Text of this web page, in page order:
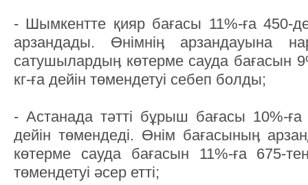
- Шымкентте қияр бағасы 11%-ға 450-
арзандады. Өнімніӊ арзандауына
сатушылардыӊ көтерме сауда бағасын
кг-ға дейін төмендетуі себеп болды;
- Астанада тәтті бұрыш бағасы 10%-ға
дейін төмендеді. Өнім бағасыныӊ
көтерме сауда бағасын 11%-ға 675-
төмендетуі әсер етті;